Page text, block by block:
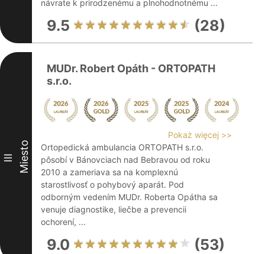
návrate k prirodzenému a plnohodnotnému ...
9.5 (28)
III Miesto
MUDr. Robert Opáth - ORTOPATH
s.r.o.
Pokaż więcej >>
Ortopedická ambulancia ORTOPATH s.r.o.
pôsobí v Bánovciach nad Bebravou od roku
2010 a zameriava sa na komplexnú
starostlivosť o pohybový aparát. Pod
odborným vedením MUDr. Roberta Opátha sa
venuje diagnostike, liečbe a prevencii
ochorení, ...
9.0 (53)